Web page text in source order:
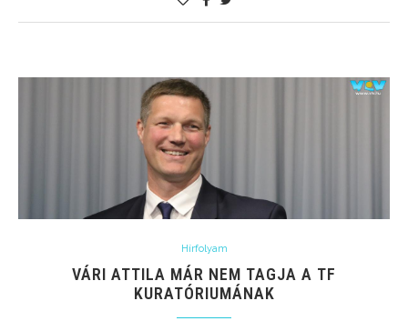
Hírfolyam
VÁRI ATTILA MÁR NEM TAGJA A TF
KURATÓRIUMÁNAK